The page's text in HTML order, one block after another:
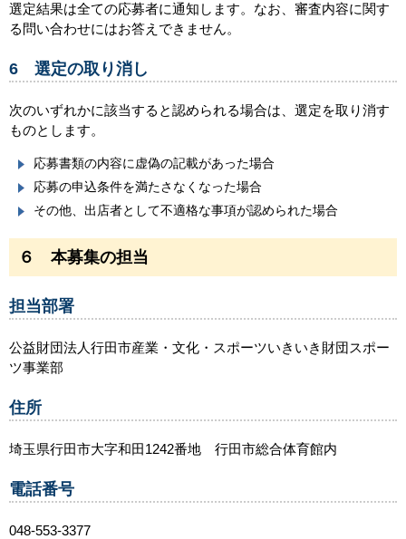
選定結果は全ての応募者に通知します。なお、審査内容に関す
る問い合わせにはお答えできません。
6 選定の取り消し
次のいずれかに該当すると認められる場合は、選定を取り消す
ものとします。
応募書類の内容に虚偽の記載があった場合
応募の申込条件を満たさなくなった場合
その他、出店者として不適格な事項が認められた場合
６ 本募集の担当
担当部署
公益財団法人行田市産業・文化・スポーツいきいき財団スポー
ツ事業部
住所
埼玉県行田市大字和田1242番地 行田市総合体育館内
電話番号
048-553-3377